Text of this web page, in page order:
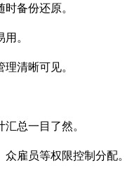
备份还原。
。
清晰可见。
总一目了然。
雇员等权限控制分配。